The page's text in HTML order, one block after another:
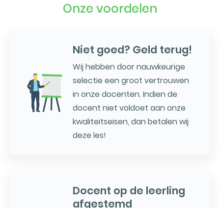
Onze voordelen
Niet goed? Geld terug!
Wij hebben door nauwkeurige
selectie een groot vertrouwen
in onze docenten. Indien de
docent niet voldoet aan onze
kwaliteitseisen, dan betalen wij
deze les!
Docent op de leerling
afgestemd